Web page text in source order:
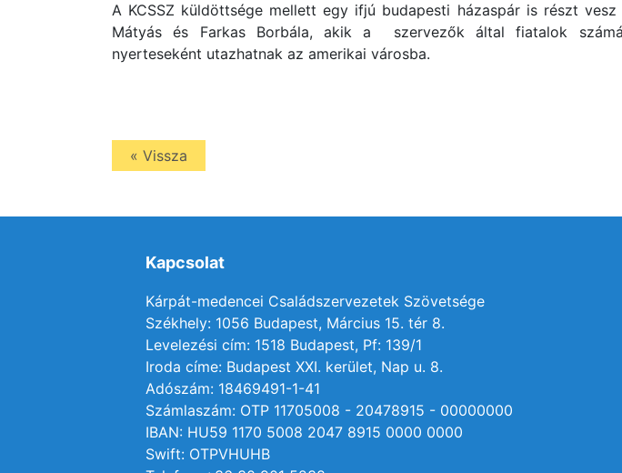
A KCSSZ küldöttsége mellett egy ifjú budapesti házaspár is részt vesz
Mátyás és Farkas Borbála, akik a szervezők által fiatalok
nyerteseként utazhatnak az amerikai városba.
« Vissza
Kapcsolat
Kárpát-medencei Családszervezetek Szövetsége
Székhely: 1056 Budapest, Március 15. tér 8.
Levelezési cím: 1518 Budapest, Pf: 139/1
Iroda címe: Budapest XXI. kerület, Nap u. 8.
Adószám: 18469491-1-41
Számlaszám: OTP 11705008 - 20478915 - 00000000
IBAN: HU59 1170 5008 2047 8915 0000 0000
Swift: OTPVHUHB